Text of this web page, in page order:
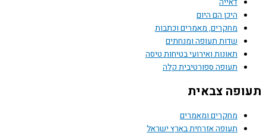
היום
מאמרים וכתבות
תעופה ומנחתים
ואירועי בטיחות טיסה
ספורטיבית קלה
ומאמרים
אזרחית בארץ ישראל